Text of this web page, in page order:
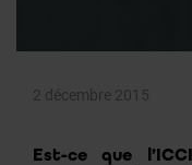
2 décembre 2015
Est-ce que